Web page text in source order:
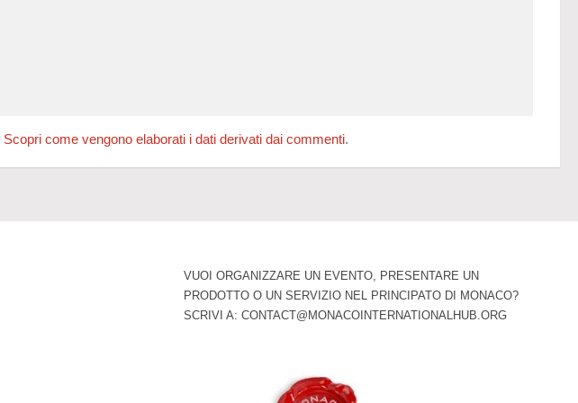
Scopri come vengono elaborati i dati derivati dai commenti.
VUOI ORGANIZZARE UN EVENTO, PRESENTARE UN
PRODOTTO O UN SERVIZIO NEL PRINCIPATO DI MONACO?
SCRIVI A: CONTACT@MONACOINTERNATIONALHUB.ORG